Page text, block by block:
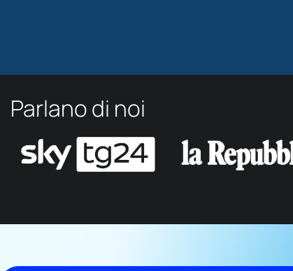
Parlano di noi